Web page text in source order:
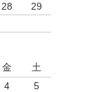
28
29
金
土
4
5